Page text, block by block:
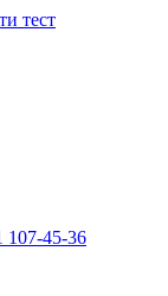
тест
107-45-36